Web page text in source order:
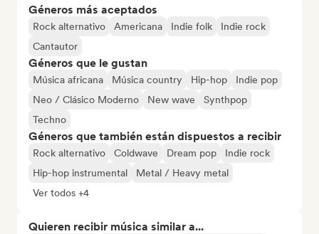
Géneros más aceptados
Rock alternativo Americana Indie folk
Indie rock
Cantautor
Géneros que le gustan
Música africana Música country Hip-hop
Indie pop
Neo / Clásico Moderno
New wave
Synthpop
Techno
Géneros que también están dispuestos a recibir
Rock alternativo Coldwave Dream pop
Indie rock
Hip-hop instrumental
Metal / Heavy metal
Ver todos +4
Quieren recibir música similar a...